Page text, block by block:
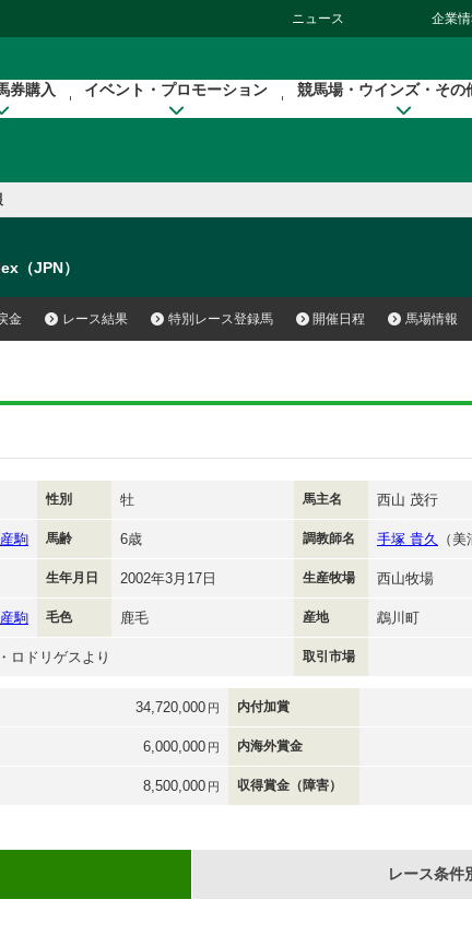
ニュース 企業
券購入 イベント・プロモーション 競馬場・ウインズ・その
（JPN）
金 レース結果 特別レース登録馬 開催日程 馬場情報
性別 牡 馬主名 西山 茂行
産駒 馬齢 6歳 調教師名 手塚 貴久 （美
生年月日 2002年3月17日 生産牧場 西山牧場
産駒 毛色 鹿毛 産地 鵡川町
ロドリゲスより 取引市場
34,720,000 円 内付加賞
6,000,000 円 内海外賞金
8,500,000 円 収得賞金（障害）
レース条件